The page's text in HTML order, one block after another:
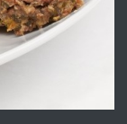
под наем в кв.